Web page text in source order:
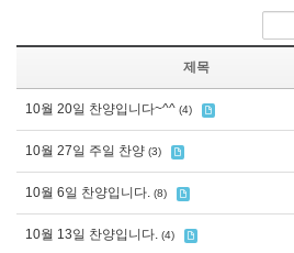
제목
10월 20일 찬양입니다~^^ (4)
10월 27일 주일 찬양 (3)
10월 6일 찬양입니다. (8)
10월 13일 찬양입니다. (4)